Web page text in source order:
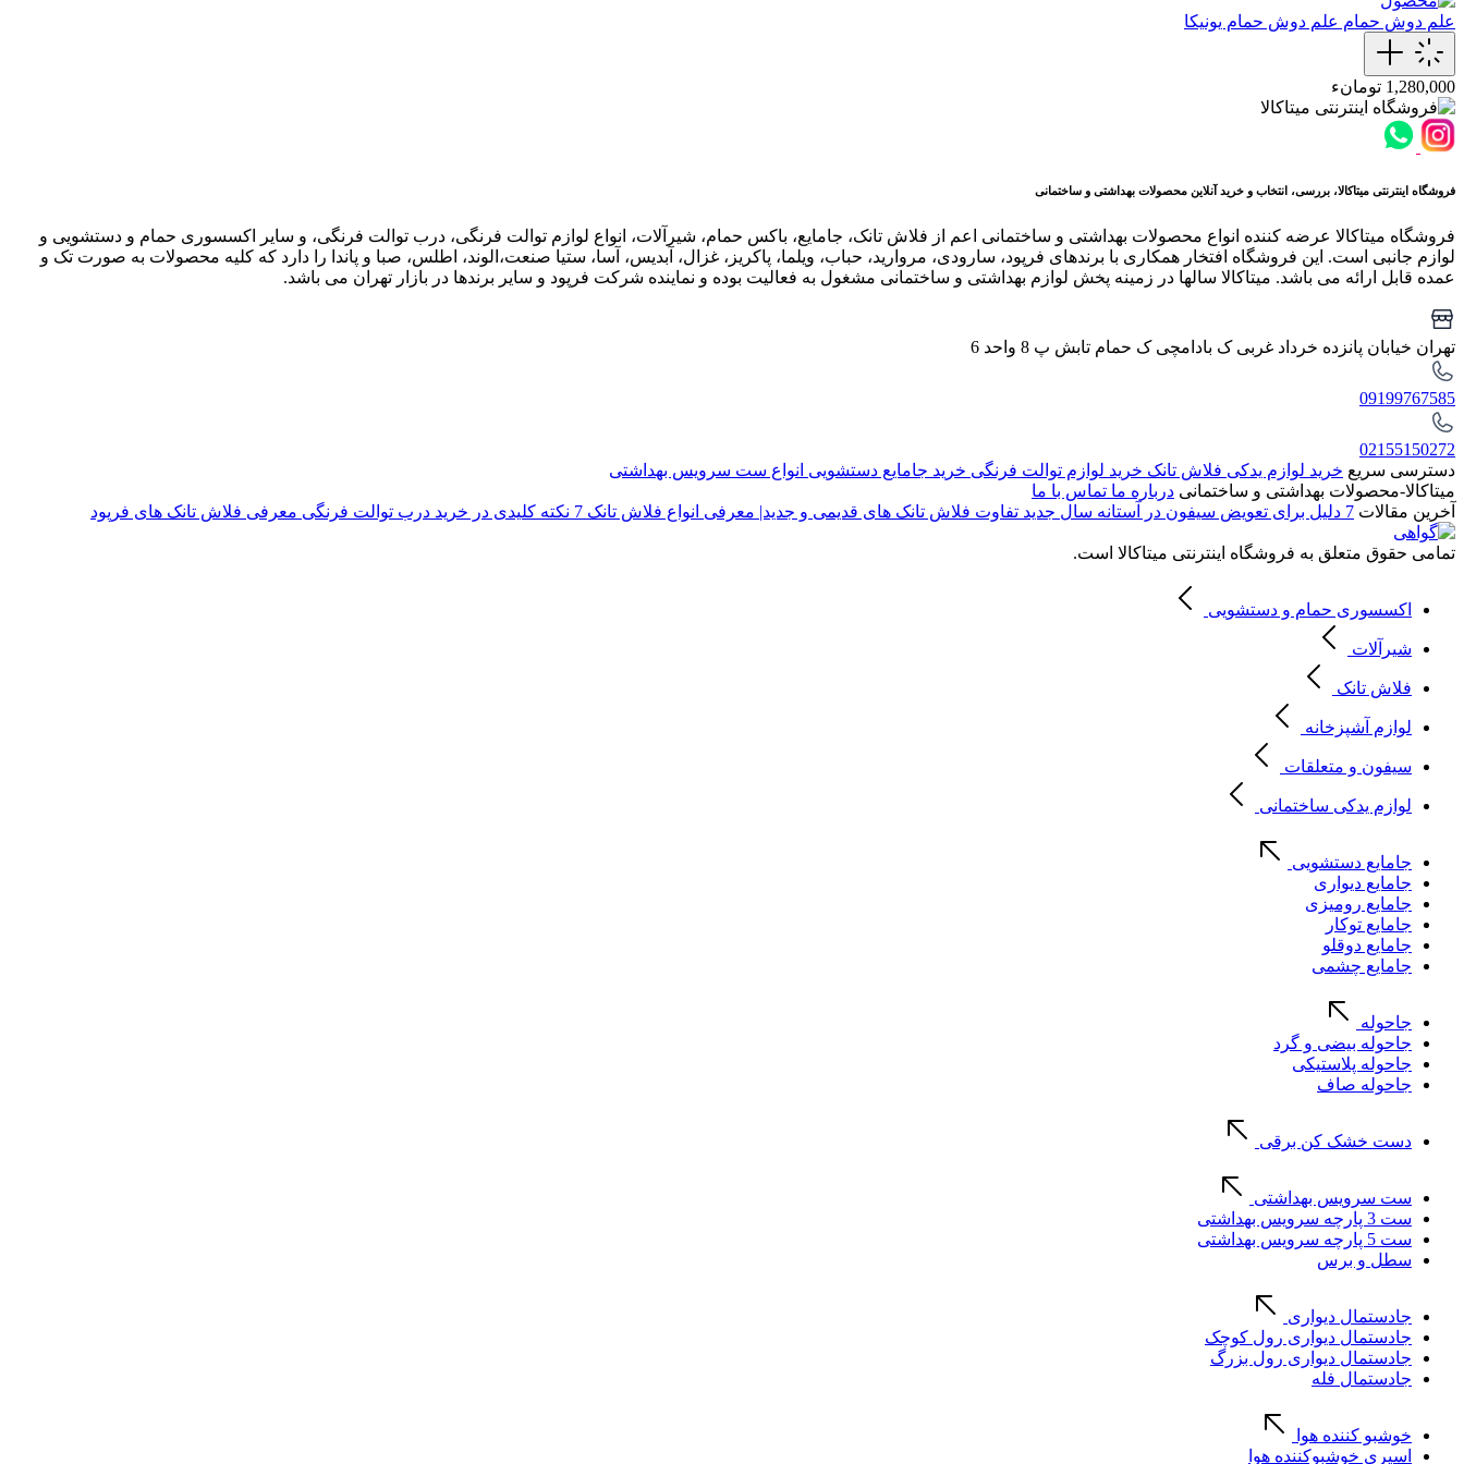
علم دوش حمام علم دوش حمام یونیکا
1,280,000 تومانء
فروشگاه اینترنتی میتاکالا، بررسی، انتخاب و خرید آنلاین محصولات بهداشتی و ساختمانی
فروشگاه میتاکالا عرضه کننده انواع محصولات بهداشتی و ساختمانی اعم از فلاش تانک، جامایع، باکس حمام، شیرآلات، انواع لوازم توالت فرنگی، درب توالت فرنگی، و سایر اکسسوری حمام و دستشویی و
لوازم جانبی است. این فروشگاه افتخار همکاری با برندهای فرپود، سارودی، مروارید، حباب، ویلما، پاکریز، غزال، آبدیس، آسا، ستیا صنعت،الوند، اطلس، صبا و پاندا را دارد که کلیه محصولات به صورت تک و
عمده قابل ارائه می باشد. میتاکالا سالها در زمینه پخش لوازم بهداشتی و ساختمانی مشغول به فعالیت بوده و نماینده شرکت فرپود و سایر برندها در بازار تهران می باشد.
تهران خیابان پانزده خرداد غربی ک بادامچی ک حمام تابش پ 8 واحد 6
09199767585
02155150272
دسترسی سریع خرید لوازم یدکی فلاش تانک خرید لوازم توالت فرنگی خرید جامایع دستشویی انواع ست سرویس بهداشتی
میتاکالا-محصولات بهداشتی و ساختمانی درباره ما تماس با ما
آخرین مقالات 7 دلیل برای تعویض سیفون در آستانه سال جدید تفاوت فلاش تانک های قدیمی و جدید| معرفی انواع فلاش تانک 7 نکته کلیدی در خرید درب توالت فرنگی معرفی فلاش تانک های فرپود
تمامی حقوق متعلق به فروشگاه اینترنتی میتاکالا است.
اکسسوری حمام و دستشویی
شیرآلات
فلاش تانک
لوازم آشپزخانه
سیفون و متعلقات
لوازم یدکی ساختمانی
جامایع دستشویی
جامایع دیواری
جامایع رومیزی
جامایع توکار
جامایع دوقلو
جامایع چشمی
جاحوله
جاحوله بیضی و گرد
جاحوله پلاستیکی
جاحوله صاف
دست خشک کن برقی
ست سرویس بهداشتی
ست 3 پارچه سرویس بهداشتی
ست 5 پارچه سرویس بهداشتی
سطل و برس
جادستمال دیواری
جادستمال دیواری رول کوچک
جادستمال دیواری رول بزرگ
جادستمال فله
خوشبو کننده هوا
اسپری خوشبوکننده هوا